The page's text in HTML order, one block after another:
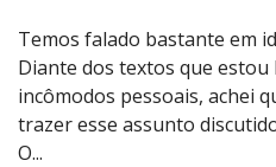
Temos falado bastante em
Diante dos textos que
incômodos pessoais, achei
trazer esse assunto
O...